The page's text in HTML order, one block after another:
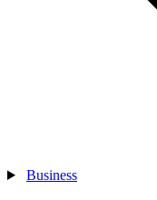
Business